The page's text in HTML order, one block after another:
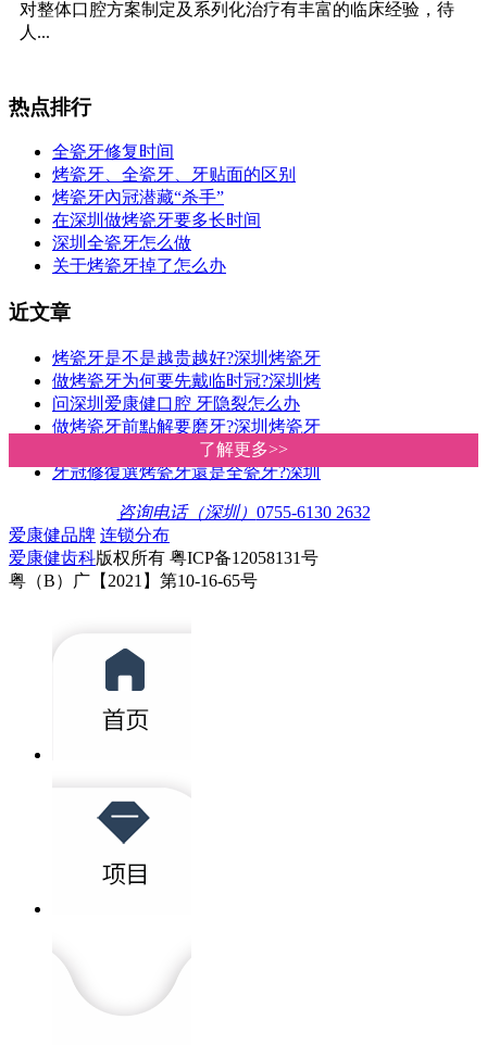
了解更多>>
了解更多>>
对整体口腔方案制定及系列化治疗有丰富的临床经验，待
人...
热点排行
全瓷牙修复时间
烤瓷牙、全瓷牙、牙贴面的区别
烤瓷牙內冠潜藏“杀手”
在深圳做烤瓷牙要多长时间
深圳全瓷牙怎么做
关于烤瓷牙掉了怎么办
近文章
烤瓷牙是不是越贵越好?深圳烤瓷牙
做烤瓷牙为何要先戴临时冠?深圳烤
问深圳爱康健口腔 牙隐裂怎么办
做烤瓷牙前點解要磨牙?深圳烤瓷牙
全瓷冠和烤瓷冠哪個好?區別是什麽
牙冠修復選烤瓷牙還是全瓷牙?深圳
咨询电话（深圳） 0755-6130 2632
爱康健品牌 连锁分布
爱康健齿科版权所有 粤ICP备12058131号
粤（B）广【2021】第10-16-65号